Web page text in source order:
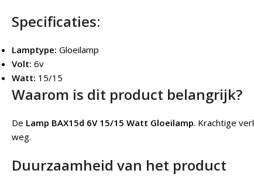
Specificaties:
Lamptype: Gloeilamp
Volt: 6v
Watt: 15/15
Waarom is dit product belangrijk?
De Lamp BAX15d 6V 15/15 Watt Gloeilamp. Krachtige
weg.
Duurzaamheid van het product